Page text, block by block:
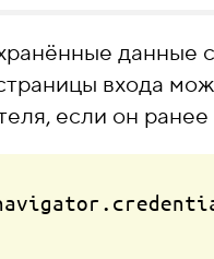
данные
входа
если он